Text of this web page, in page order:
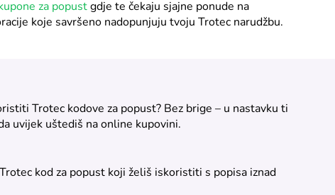
za popust gdje te čekaju sjajne ponude na
koje savršeno nadopunjuju tvoju Trotec narudžbu.
Trotec kodove za popust? Bez brige – u nastavku ti
uvijek uštediš na online kupovini.
kod za popust koji želiš iskoristiti s popisa iznad